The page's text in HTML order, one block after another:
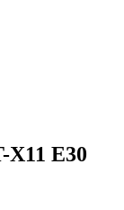
X11 E30